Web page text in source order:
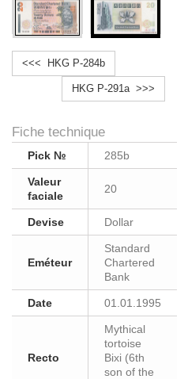
<<< HKG P-284b
HKG P-291a >>>
Fiche technique
Pick № 285b
Valeur
faciale
20
Devise Dollar
Eméteur
Standard
Chartered
Bank
Date 01.01.1995
Recto
Mythical
tortoise
Bixi (6th
son of the